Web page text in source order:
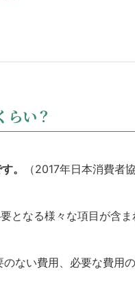
らい？
。 （2017年日本消費者
となる様々な項目が含ま
ない費用、必要な費用